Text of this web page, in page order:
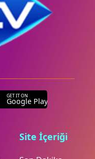
GET IT ON
Google Play
Site İçeriği